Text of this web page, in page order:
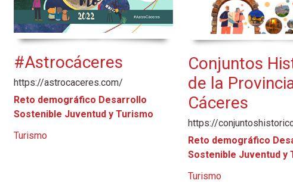
#Astrocáceres
https://astrocaceres.com/
Reto demográfico Desarrollo
Sostenible Juventud y Turismo
Turismo
Conjuntos
de la
Cáceres
https://
Reto demográfico
Sostenible Juventud y
Turismo